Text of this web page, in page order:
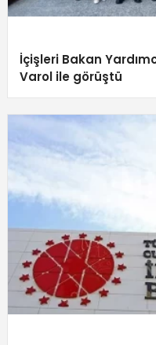
İçişleri Bakan
Varol ile görüştü